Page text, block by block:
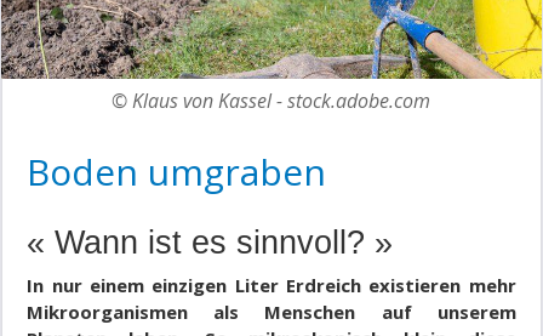
© Klaus von Kassel - stock.adobe.com
Boden umgraben
« Wann ist es sinnvoll? »
In nur einem einzigen Liter Erdreich existieren mehr
Mikroorganismen als Menschen auf unserem